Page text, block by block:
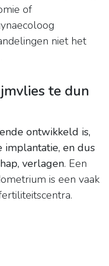
of
niet het
te dun
ontwikkeld is,
implantatie, en dus
verlagen. Een
is een vaak